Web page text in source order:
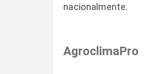
nacionalmente.
AgroclimaPro